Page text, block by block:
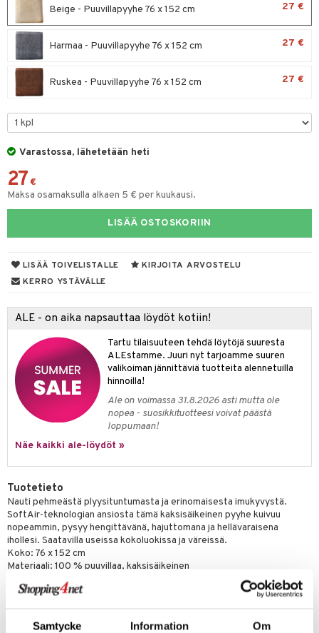
Samtycke Information Om
Beige - Puuvillapyyhe 76 x 152 cm 27 €
Harmaa - Puuvillapyyhe 76 x 152 cm 27 €
Ruskea - Puuvillapyyhe 76 x 152 cm 27 €
Varastossa, lähetetään heti
27 €
Maksa osamaksulla alkaen 5 € per kuukausi.
LISÄÄ OSTOSKORIIN
LISÄÄ TOIVELISTALLE
KIRJOITA ARVOSTELU
KERRO YSTÄVÄLLE
ALE - on aika napsauttaa löydöt kotiin!
Tartu tilaisuuteen tehdä löytöjä suuresta
ALEstamme. Juuri nyt tarjoamme suuren
valikoiman jännittäviä tuotteita alennetuilla
hinnoilla!
Ale on voimassa 31.8.2026 asti mutta ole
nopea - suosikkituotteesi voivat päästä
loppumaan!
Näe kaikki ale-löydöt »
Tuotetieto
Nauti pehmeästä plyysituntumasta ja erinomaisesta imukyvystä.
SoftAir-teknologian ansiosta tämä kaksisäikeinen pyyhe kuivuu
nopeammin, pysyy hengittävänä, hajuttomana ja hellävaraisena
ihollesi. Saatavilla useissa kokoluokissa ja väreissä.
Koko: 76 x 152 cm
Materiaali: 100 % puuvillaa, kaksisäikeinen
Edut: Erittäin pehmeä, nopeasti kuivuva, erittäin imukykyinen,
hengittävä, hajuton.
& Vihannesveitset